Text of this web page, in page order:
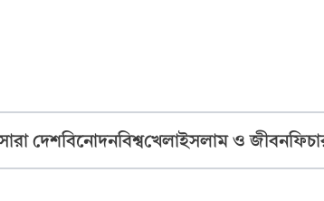
দেশবিনোদনবিশ্বখেলাইসলাম ও জীবন